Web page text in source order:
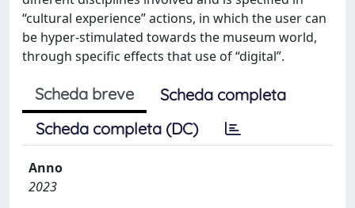
“cultural experience” actions, in which the user can
be hyper-stimulated towards the museum world,
through specific effects that use of “digital”.
Scheda breve
Scheda completa
Scheda completa (DC)
Anno
2023